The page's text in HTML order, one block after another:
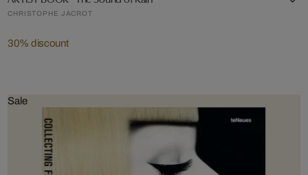
CHRISTOPHE JACROT
30% discount
Sale